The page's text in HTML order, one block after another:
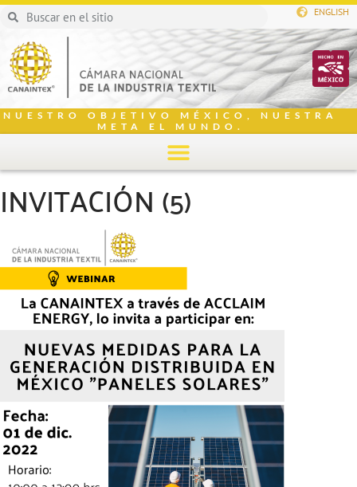
ENGLISH
NUESTRO OBJETIVO MÉXICO, NUESTRA
META EL MUNDO.
INVITACIÓN (5)